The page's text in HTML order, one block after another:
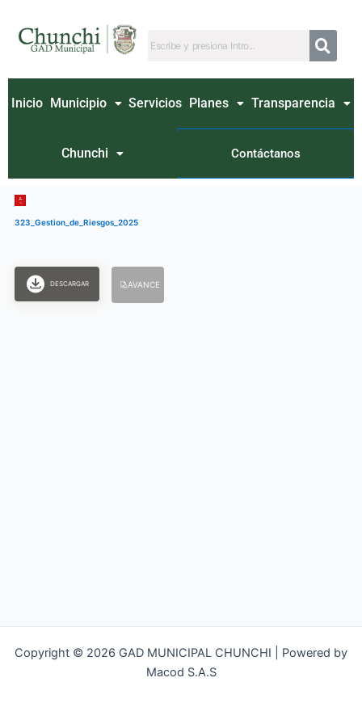
contenido
Inicio Municipio Servicios Planes Transparencia
Chunchi Contáctanos
323_Gestion_de_Riesgos_2025
DESCARGAR AVANCE
Copyright © 2026 GAD MUNICIPAL CHUNCHI | Powered by
Macod S.A.S